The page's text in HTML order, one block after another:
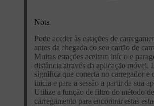
Nota
Pode aceder às estações de
antes da chegada do seu cartão de
Muitas estações aceitam início e
distância através da aplicação móvel.
significa que conecta no carregador e
inicia e para a sessão a partir da sua
Utilize a função de filtro do método de
carregamento para encontrar estas